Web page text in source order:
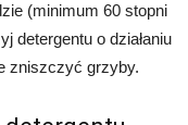
(minimum 60 stopni
detergentu o działaniu
zniszczyć grzyby.